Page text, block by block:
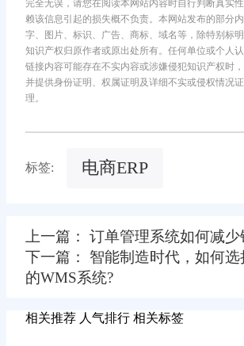
完全无误，请您在阅读本网站内容时自行判断真实
赖该信息引起的损失概不负责。本网站发布的部分
字、图片、标识、广告、商标、域名等，除特别标
知识产权归原作者或原出处所有。任何单位或个人
链接内容可能存在不实内容或涉嫌侵犯知识产权时
并提供身份证明、权属证明及详细不实或侵权情况
理。
标签: 电商ERP
上一篇： 订单管理系统如何减
下一篇： 智能制造时代，如何选
的WMS系统?
相关推荐 人气排行 相关标签